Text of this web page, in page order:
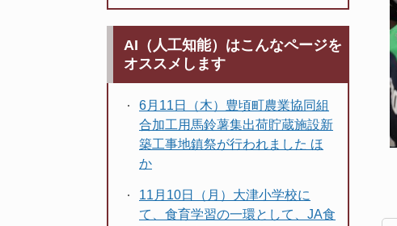
AI（人工知能）はこんなページを
オススメします
6月11日（木）豊頃町農業協同組
合加工用馬鈴薯集出荷貯蔵施設新
築工事地鎮祭が行われました ほ
か
11月10日（月）大津小学校に
て、食育学習の一環として、JA食